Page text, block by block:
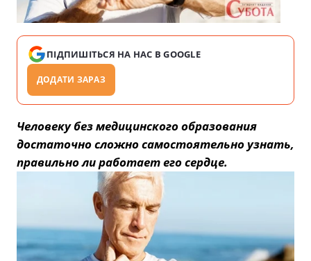
ПІДПИШІТЬСЯ НА НАС В GOOGLE
ДОДАТИ ЗАРАЗ
Человеку без медицинского образования
достаточно сложно самостоятельно узнать,
правильно ли работает его сердце.